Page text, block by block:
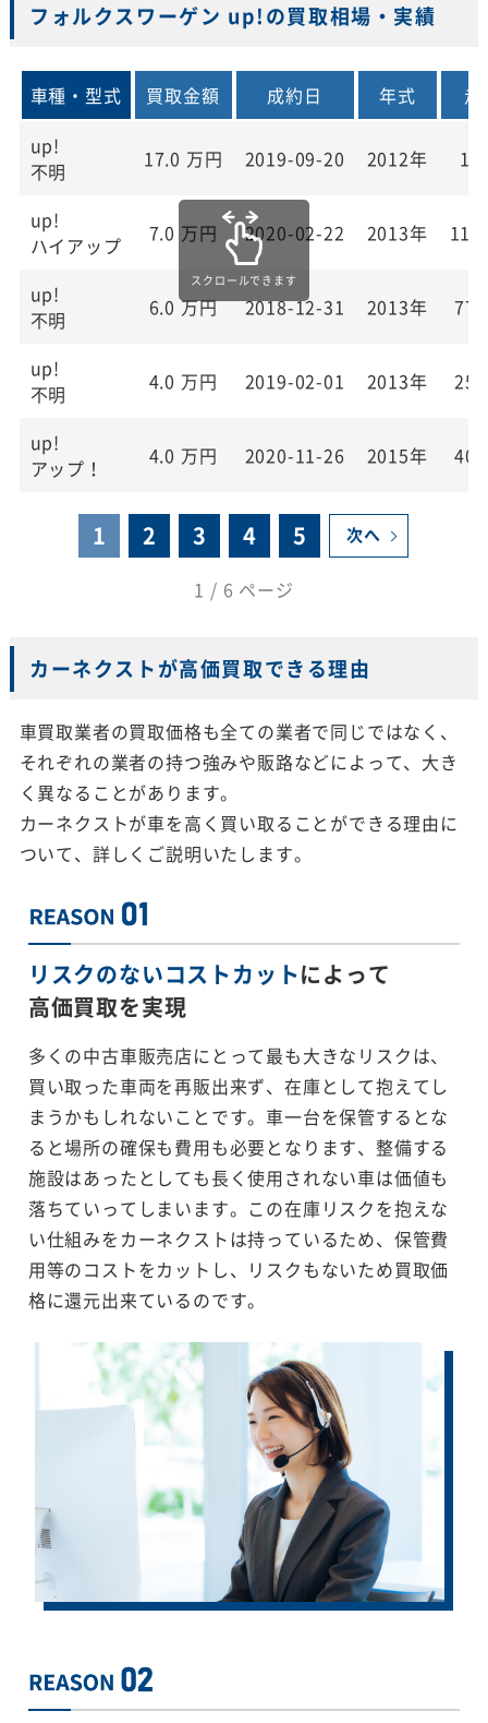
フォルクスワーゲン up!の買取相場・実績
車種・型式 買取金額 成約日 年式
走
up!
不明
17.0 万円 2019-09-20 2012年
up!
ハイアップ
7.0 万円 2020-02-22 2013年
up!
不明
6.0万円 2018-12-31 2013年
up!
不明
4.0 万円 2019-02-01 2013年
up!
アップ！
4.0 万円 2020-11-26 2015年
1 2 3 4 5 次へ
1 / 6 ページ
カーネクストが高価買取できる理由
車買取業者の買取価格も全ての業者で同じではなく、
それぞれの業者の持つ強みや販路などによって、大き
く異なることがあります。
カーネクストが車を高く買い取ることができる理由に
ついて、詳しくご説明いたします。
リスクのないコストカットによって
高価買取を実現
多くの中古車販売店にとって最も大きなリスクは、
買い取った車両を再販出来ず、在庫として抱えてし
まうかもしれないことです。車一台を保管するとな
ると場所の確保も費用も必要となります、整備する
施設はあったとしても長く使用されない車は価値も
落ちていってしまいます。この在庫リスクを抱えな
い仕組みをカーネクストは持っているため、保管費
用等のコストをカットし、リスクもないため買取価
格に還元出来ているのです。